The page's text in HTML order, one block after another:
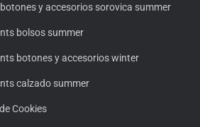
y accesorios sorovica summer
bolsos summer
botones y accesorios winter
calzado summer
Cookies